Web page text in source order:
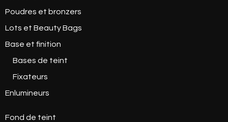
Poudres et bronzers
Lots et Beauty Bags
Base et finition
Bases de teint
Fixateurs
Enlumineurs
Fond de teint